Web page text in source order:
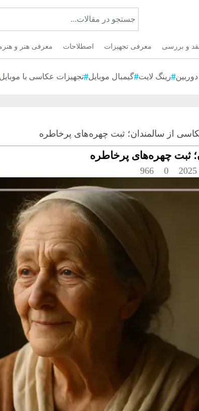
و بررسی معرفی تجهیزات اصطلاحات معرفی هنر و
دوربین رینگ لایت گیمبال موبایل تجهیزات عکاسی با موبایل
از سالمندان؛ ثبت چهره‌های پرخاطره
ثبت چهره‌های پرخاطره
0
966